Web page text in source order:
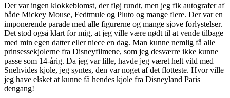
Der var ingen klokkeblomst, der fløj rundt, men jeg fik autografer af
både Mickey Mouse, Fedtmule og Pluto og mange flere. Der var en
imponerende parade med alle figurerne og mange sjove forlystelser.
Det stod også klart for mig, at jeg ville være nødt til at vende tilbage
med min egen datter eller niece en dag. Man kunne nemlig få alle
prinsessekjolerne fra Disneyfilmene, som jeg desværre ikke kunne
passe som 14-årig. Da jeg var lille, havde jeg været helt vild med
Snehvides kjole, jeg syntes, den var noget af det flotteste. Hvor ville
jeg have elsket at kunne få hendes kjole fra Disneyland Paris
dengang!